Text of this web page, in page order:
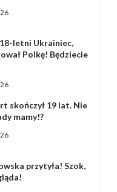
letni Ukrainiec,
Polkę! Będziecie
skończył 19 lat. Nie
mamy!?
przytyła! Szok,